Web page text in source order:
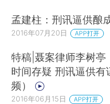
孟建柱：刑讯逼供酿
2016年07月20日 APP打开
特稿|聂案律师李树亭
时间存疑 刑讯逼供有
频）
2016年06月15日 APP打开